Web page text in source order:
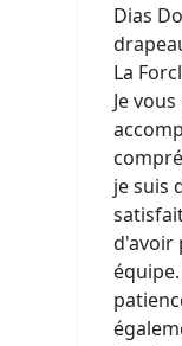
Dias
La
Je
je suis
d'avoir